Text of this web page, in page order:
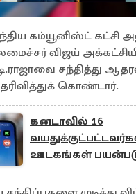
கம்யூனிஸ்ட் கட்சி
விஜய்
சந்தித்து
கொண்டார்.
கனடாவில் 16
ஊடகங்கள்
அமைச்சர் விளக்கம்